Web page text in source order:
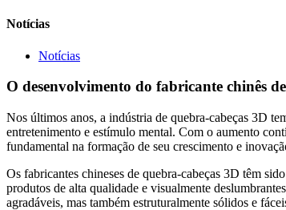
Notícias
Notícias
O desenvolvimento do fabricante chinês
Nos últimos anos, a indústria de quebra-cabeças 3D
entretenimento e estímulo mental. Com o aumento
fundamental na formação de seu crescimento e
Os fabricantes chineses de quebra-cabeças 3D têm
produtos de alta qualidade e visualmente
agradáveis, mas também estruturalmente sólidos e